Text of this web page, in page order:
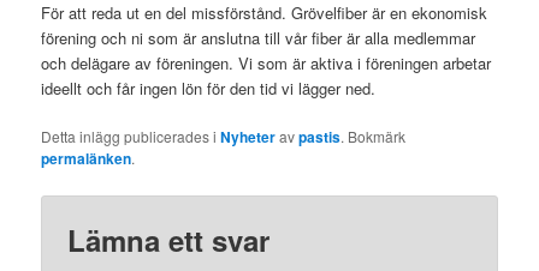
För att reda ut en del missförstånd. Grövelfiber är en ekonomisk
förening och ni som är anslutna till vår fiber är alla medlemmar
och delägare av föreningen. Vi som är aktiva i föreningen arbetar
ideellt och får ingen lön för den tid vi lägger ned.
Detta inlägg publicerades iNyheteravpastis. Bokmärk
permalänken.
Lämna ett svar